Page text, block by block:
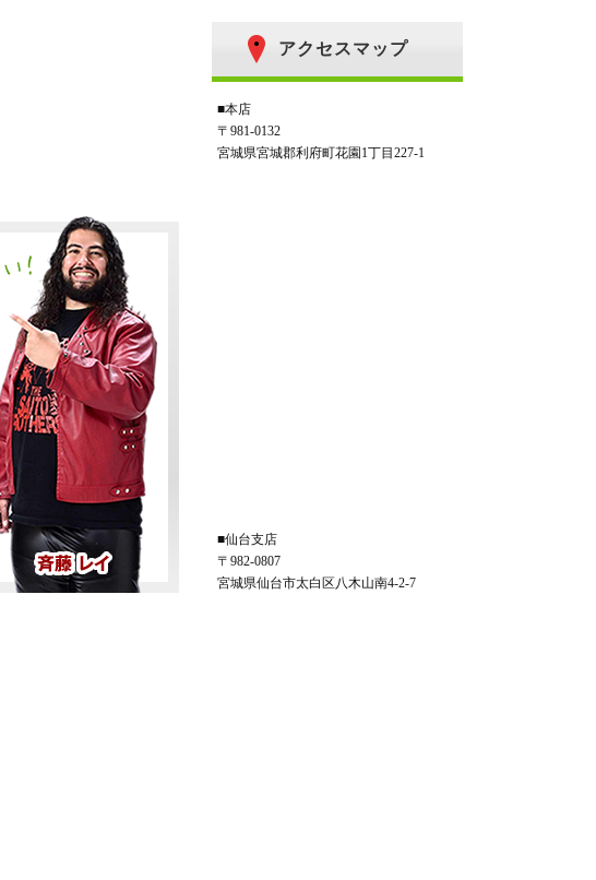
アクセスマップ
■本店
〒981-0132
宮城県宮城郡利府町花園1丁目227-1
■仙台支店
〒982-0807
宮城県仙台市太白区八木山南4-2-7